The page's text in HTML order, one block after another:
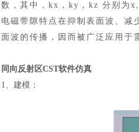
数，其中，kx，ky，kz 分别为
电磁带隙特点在抑制表面波、
面波的传播，因而被广泛应用
同向反射区CST软件仿真
1、建模：